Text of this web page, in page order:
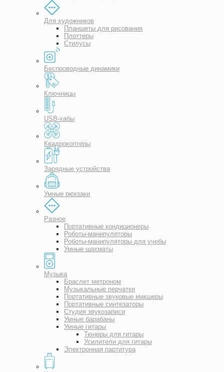
Для художников
Планшеты для рисования
Плоттеры
Стилусы
Беспроводные динамики
Ключницы
USB-хабы
Квадрокоптеры
Зарядные устройства
Умные рюкзаки
Разное
Портативные кондиционеры
Роботы-манипуляторы
Роботы-манипуляторы для учебы
Умные шахматы
Музыка
Браслет метроном
Музыкальные перчатки
Портативные звуковые микшеры
Портативные синтезаторы
Студия звукозаписи
Умные барабаны
Умные гитары
Тюнеры для гитары
Усилители для гитары
Электронная партитура